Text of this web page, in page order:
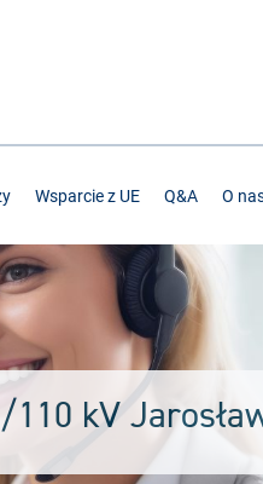
Wsparcie z UE Q&A O
kV